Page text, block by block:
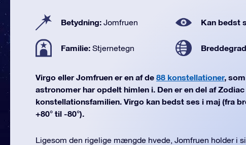
Betydning: Jomfruen Kan bedst
Familie: Stjernetegn
Virgo eller Jomfruen er en af de 88 konstellationer,
astronomer har opdelt himlen i. Den er en del af Zodiac
konstellationsfamilien. Virgo kan bedst ses i maj (fra
+80° til -80°).
Ligesom den rigelige mængde hvede, Jomfruen holder i